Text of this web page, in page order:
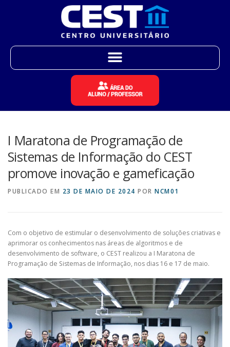
I Maratona de Programação de
Sistemas de Informação do CEST
promove inovação e gameficação
PUBLICADO EM 23 DE MAIO DE 2024 POR NCM01
Com o objetivo de estimular o desenvolvimento de soluções criativas e
aprimorar os conhecimentos nas áreas de algoritmos e de
desenvolvimento de software, o CEST realizou a I Maratona de
Programação de Sistemas de Informação, nos dias 16 e 17 de maio.